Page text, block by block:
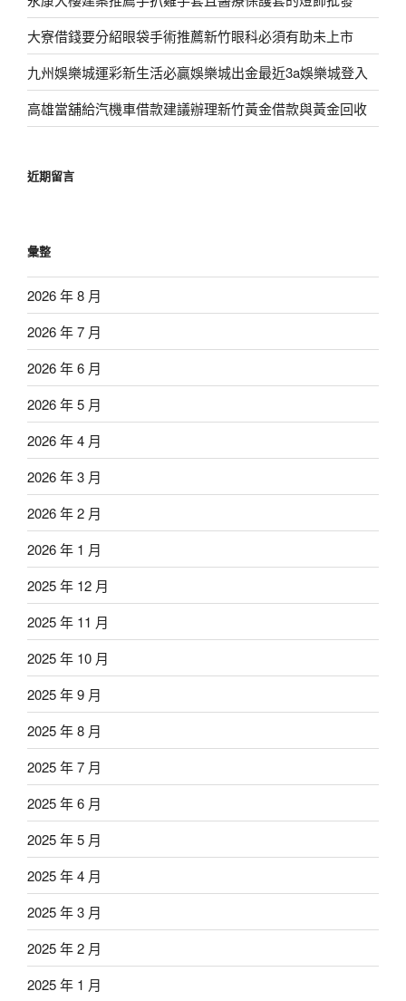
大寮借錢要分紹眼袋手術推薦新竹眼科必須有助未上市
九州娛樂城運彩新生活必贏娛樂城出金最近3a娛樂城登入
高雄當舖給汽機車借款建議辦理新竹黃金借款與黃金回收
近期留言
彙整
2026 年 8 月
2026 年 7 月
2026 年 6 月
2026 年 5 月
2026 年 4 月
2026 年 3 月
2026 年 2 月
2026 年 1 月
2025 年 12 月
2025 年 11 月
2025 年 10 月
2025 年 9 月
2025 年 8 月
2025 年 7 月
2025 年 6 月
2025 年 5 月
2025 年 4 月
2025 年 3 月
2025 年 2 月
2025 年 1 月